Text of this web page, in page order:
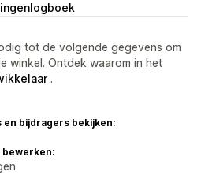
tot de volgende gegevens om
winkel. Ontdek waarom in het
.
en bijdragers bekijken:
bewerken: